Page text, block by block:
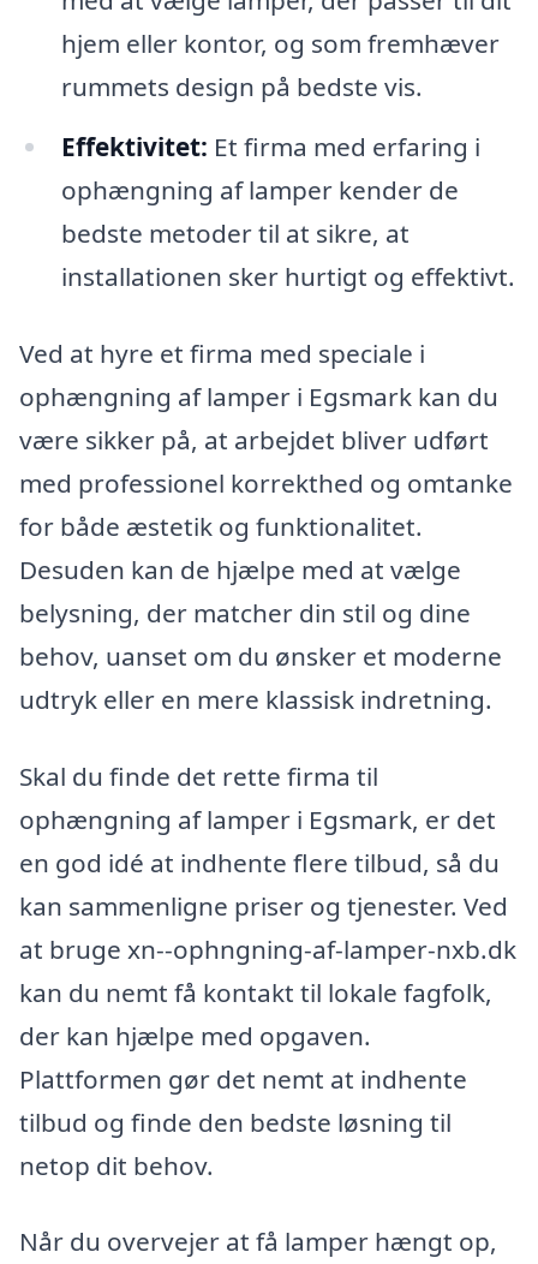
hjem eller kontor, og som fremhæver
rummets design på bedste vis.
Effektivitet: Et firma med erfaring i
ophængning af lamper kender de
bedste metoder til at sikre, at
installationen sker hurtigt og effektivt.
Ved at hyre et firma med speciale i
ophængning af lamper i Egsmark kan du
være sikker på, at arbejdet bliver udført
med professionel korrekthed og omtanke
for både æstetik og funktionalitet.
Desuden kan de hjælpe med at vælge
belysning, der matcher din stil og dine
behov, uanset om du ønsker et moderne
udtryk eller en mere klassisk indretning.
Skal du finde det rette firma til
ophængning af lamper i Egsmark, er det
en god idé at indhente flere tilbud, så du
kan sammenligne priser og tjenester. Ved
at bruge xn--ophngning-af-lamper-nxb.dk
kan du nemt få kontakt til lokale fagfolk,
der kan hjælpe med opgaven.
Plattformen gør det nemt at indhente
tilbud og finde den bedste løsning til
netop dit behov.
Når du overvejer at få lamper hængt op,